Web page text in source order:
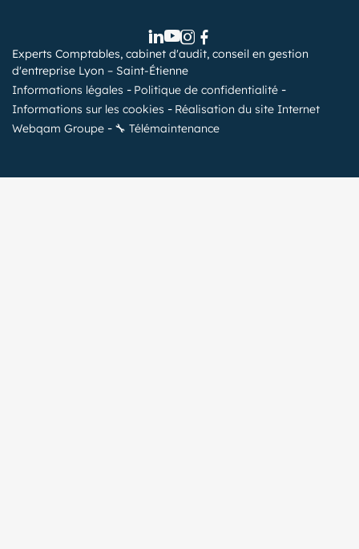
Experts Comptables, cabinet d'audit, conseil en gestion
d'entreprise Lyon – Saint-Étienne
Informations légales
Politique de confidentialité
Informations sur les cookies
Réalisation du site Internet
Webqam Groupe
🔧 Télémaintenance